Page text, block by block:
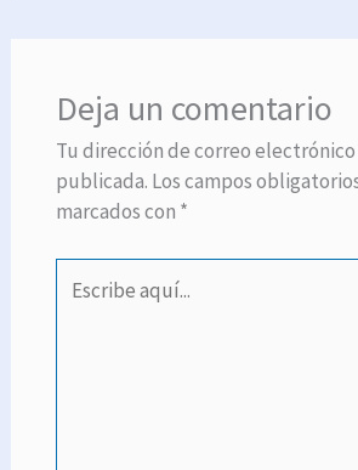
Deja un comentario
Tu dirección de correo electrónico
publicada. Los campos
marcados con *
aquí...